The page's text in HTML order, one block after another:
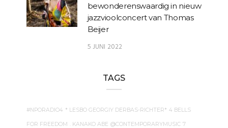
bewonderenswaardig in nieuw
jazzvioolconcert van Thomas
Beijer
5 JUNI 2022
TAGS
#NPORADIO4 * LESBO GEORGIY DERBAS-RICHTER* 4 BELLS
FOR FREEDOM . KANAKO ABE @CONTEMPORARYMUSIC 7